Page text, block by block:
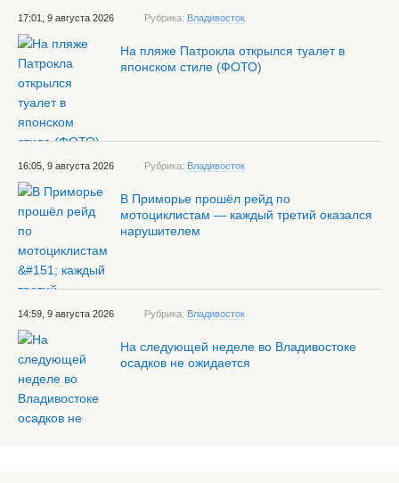
17:01, 9 августа 2026 Рубрика: Владивосток
На пляже Патрокла открылся туалет в
японском стиле (ФОТО)
16:05, 9 августа 2026 Рубрика: Владивосток
В Приморье прошёл рейд по
мотоциклистам — каждый третий оказался
нарушителем
14:59, 9 августа 2026 Рубрика: Владивосток
На следующей неделе во Владивостоке
осадков не ожидается